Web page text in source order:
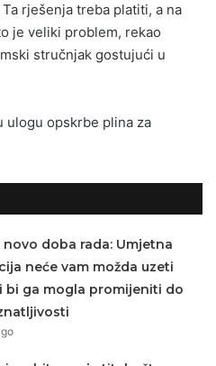
rješenja treba platiti, a na
je veliki problem, rekao
stručnjak gostujući u
ulogu opskrbe plina za
novo doba rada: Umjetna
neće vam možda uzeti
bi ga mogla promijeniti do